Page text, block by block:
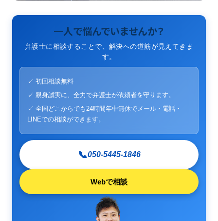
一人で悩んでいませんか？
弁護士に相談することで、解決への道筋が見えてきま
す。
✓ 初回相談無料
✓ 親身誠実に、全力で弁護士が依頼者を守ります。
✓ 全国どこからでも24時間年中無休でメール・電話・
LINEでの相談ができます。
📞050-5445-1846
Webで相談